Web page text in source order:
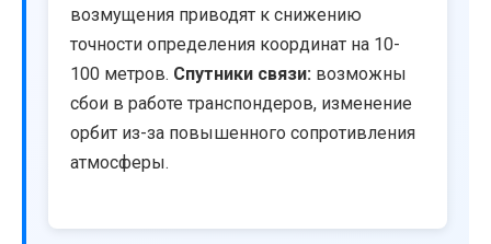
возмущения приводят к снижению
точности определения координат на 10-
100 метров. Спутники связи: возможны
сбои в работе транспондеров, изменение
орбит из-за повышенного сопротивления
атмосферы.